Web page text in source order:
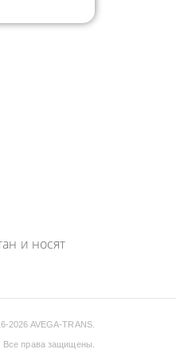
и носят
2026 AVEGA-TRANS.
Все права защищены.